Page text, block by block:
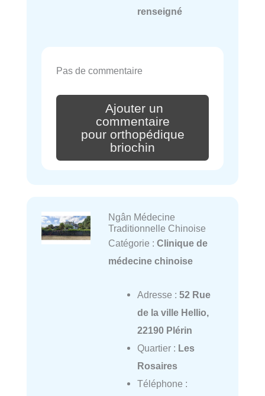
renseigné
Pas de commentaire
Ajouter un
commentaire
pour orthopédique
briochin
Ngân Médecine
Traditionnelle Chinoise
Catégorie : Clinique de
médecine chinoise
Adresse : 52 Rue
de la ville Hellio,
22190 Plérin
Quartier : Les
Rosaires
Téléphone :